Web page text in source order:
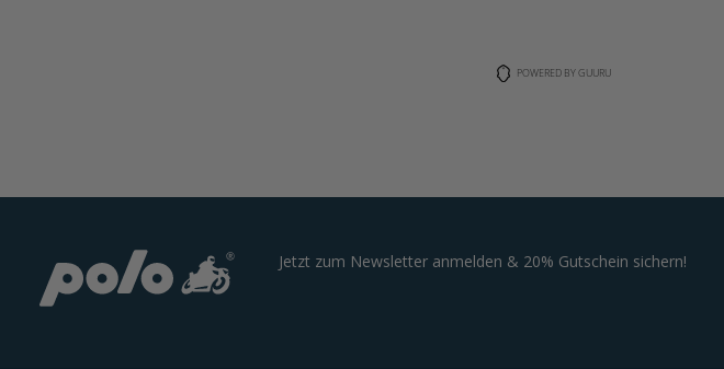
POWERED BY GUURU
Jetzt zum Newsletter anmelden & 20% Gutschein sichern!